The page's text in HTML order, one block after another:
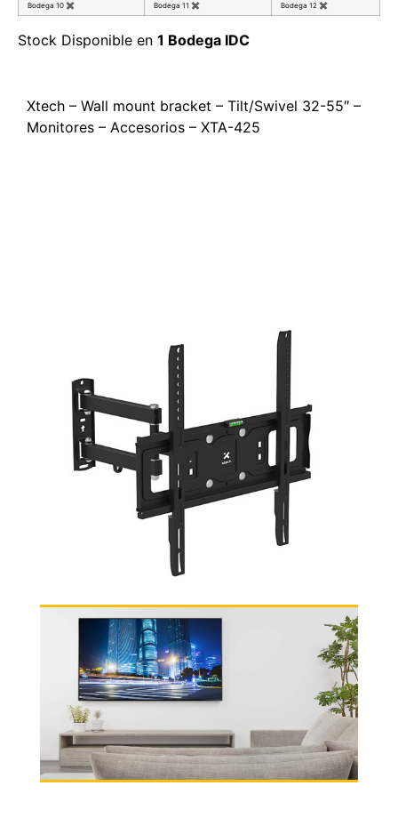
Bodega 10 ✖ Bodega 11 ✖ Bodega 12 ✖
Stock Disponible en 1 Bodega IDC
Xtech – Wall mount bracket – Tilt/Swivel 32-55″ –
Monitores – Accesorios – XTA-425